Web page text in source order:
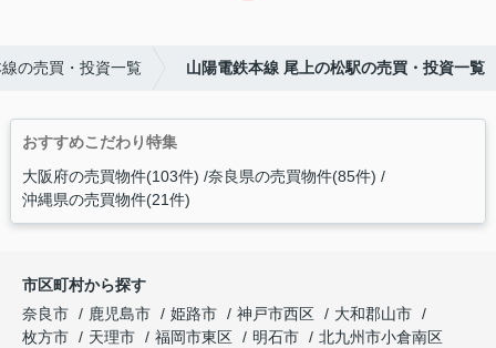
の売買・投資一覧 山陽電鉄本線 尾上の松駅の売買・投資一覧
おすすめこだわり特集
大阪府の売買物件(103件) 奈良県の売買物件(85件)
沖縄県の売買物件(21件)
市区町村から探す
奈良市
鹿児島市 姫路市 神戸市西区
大和郡山市
枚方市
天理市 福岡市東区 明石市
北九州市小倉南区